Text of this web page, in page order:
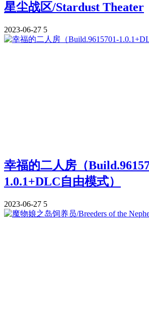
星尘战区/Stardust Theater
2023-06-27 5
幸福的二人房（
1.0.1+DLC自由模式）
2023-06-27 5